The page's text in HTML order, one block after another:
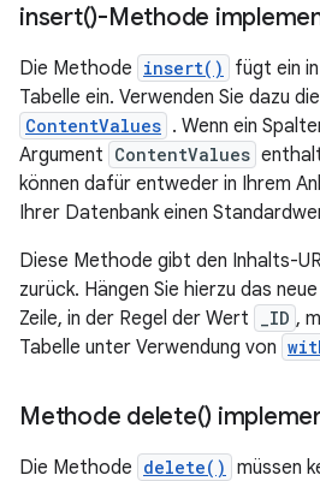
insert()-Methode
Die Methode insert()
fügt ein
Tabelle ein. Verwenden Sie dazu
ContentValues . Wenn ein
Argument ContentValues
können dafür entweder in Ihrem
Ihrer Datenbank einen
Diese Methode gibt den Inhalts-
zurück. Hängen Sie hierzu das
Zeile, in der Regel der Wert
_ID ,
Tabelle unter Verwendung von
Methode delete()
Die Methode delete() müssen